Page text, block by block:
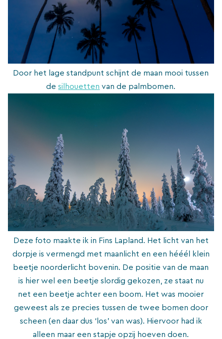
Door het lage standpunt schijnt de maan mooi tussen
desilhouetten van de palmbomen.
Deze foto maakte ik in Fins Lapland. Het licht van het
dorpje is vermengd met maanlicht en een hééél klein
beetje noorderlicht bovenin. De positie van de maan
is hier wel een beetje slordig gekozen, ze staat nu
net een beetje achter een boom. Het was mooier
geweest als ze precies tussen de twee bomen door
scheen (en daar dus ‘los’ van was). Hiervoor had ik
alleen maar een stapje opzij hoeven doen.